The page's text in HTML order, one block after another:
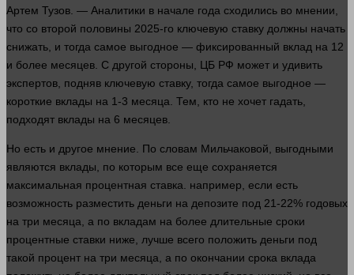
Артем Тузов. — Аналитики в начале года сходились во мнении,
что со второй половины 2025-го ключевую ставку должны начать
снижать, и тогда самое выгодное — фиксированный вклад на 12
и более месяцев. С другой стороны , ЦБ РФ может и удивить
экспертов, подняв ключевую ставку, тогда самое выгодное —
короткие вклады на 1-3 месяца. Тем, кто не хочет гадать,
подходят вклады на 6 месяцев.
Но есть и другое мнение. По словам Мильчаковой, выгодными
являются вклады, по которым все еще сохраняется
максимальная процентная ставка. например , если есть
возможность разместить деньги на депозите под 21-22% годовых
на три месяца, а по вкладам на более длительные сроки
процентные ставки ниже, лучше всего положить деньги под
такой процент на три месяца, а по окончании срока вклада